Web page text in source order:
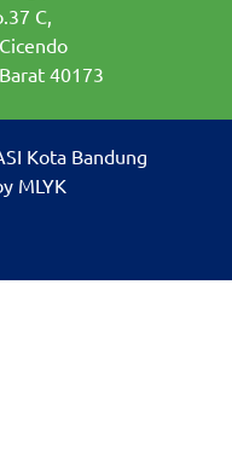
C,
40173
Kota Bandung
MLYK